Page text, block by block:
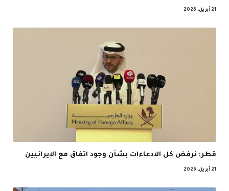
21 أبريل، 2026
قطر: نرفض كل الادعاءات بشأن وجود اتفاق مع الإيرانيين
21 أبريل، 2026